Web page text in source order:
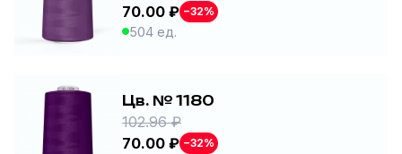
70.00 ₽ −32%
504 ед.
Цв. № 1180
102.96 ₽
70.00 ₽ −32%